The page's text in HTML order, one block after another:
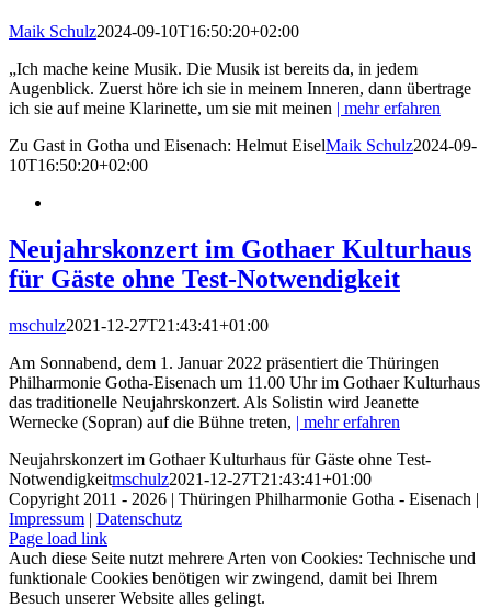
Maik Schulz2024-09-10T16:50:20+02:00
„Ich mache keine Musik. Die Musik ist bereits da, in jedem
Augenblick. Zuerst höre ich sie in meinem Inneren, dann übertrage
ich sie auf meine Klarinette, um sie mit meinen | mehr erfahren
Zu Gast in Gotha und Eisenach: Helmut EiselMaik Schulz2024-09-
10T16:50:20+02:00
Neujahrskonzert im Gothaer Kulturhaus
für Gäste ohne Test-Notwendigkeit
mschulz2021-12-27T21:43:41+01:00
Am Sonnabend, dem 1. Januar 2022 präsentiert die Thüringen
Philharmonie Gotha-Eisenach um 11.00 Uhr im Gothaer Kulturhaus
das traditionelle Neujahrskonzert. Als Solistin wird Jeanette
Wernecke (Sopran) auf die Bühne treten, | mehr erfahren
Neujahrskonzert im Gothaer Kulturhaus für Gäste ohne Test-
Notwendigkeitmschulz2021-12-27T21:43:41+01:00
Copyright 2011 - 2026 | Thüringen Philharmonie Gotha - Eisenach |
Impressum | Datenschutz
Facebook
Instagram
WhatsApp
YouTube
E-
Mail
Telefon
Page load link
Auch diese Seite nutzt mehrere Arten von Cookies: Technische und
funktionale Cookies benötigen wir zwingend, damit bei Ihrem
Besuch unserer Website alles gelingt.